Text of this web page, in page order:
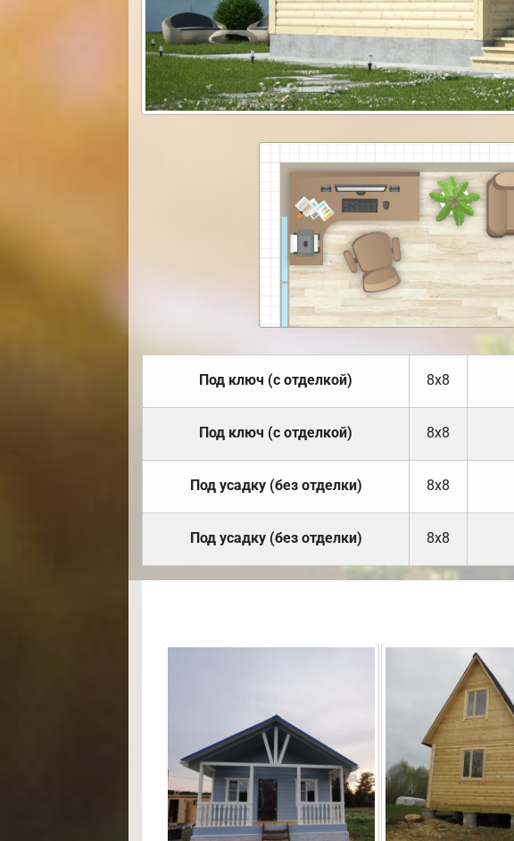
Под ключ (с отделкой) 8х8
Под ключ (с отделкой) 8х8
Под усадку (без отделки) 8х8
Под усадку (без отделки) 8х8